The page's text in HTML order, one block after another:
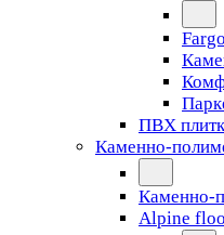
ПВХ
Каменно-
Каменно-
Alpine